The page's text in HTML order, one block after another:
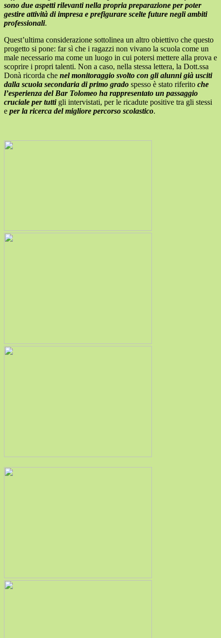
sono due aspetti rilevanti nella propria preparazione per poter
gestire attività di impresa e prefigurare scelte future negli ambiti
professionali.
Quest’ultima considerazione sottolinea un altro obiettivo che questo
progetto si pone: far sì che i ragazzi non vivano la scuola come un
male necessario ma come un luogo in cui potersi mettere alla prova e
scoprire i propri talenti. Non a caso, nella stessa lettera, la Dott.ssa
Donà ricorda che nel monitoraggio svolto con gli alunni già usciti
dalla scuola secondaria di primo grado spesso è stato riferito che
l’esperienza del Bar Tolomeo ha rappresentato un passaggio
cruciale per tutti gli intervistati, per le ricadute positive tra gli stessi
e per la ricerca del migliore percorso scolastico.